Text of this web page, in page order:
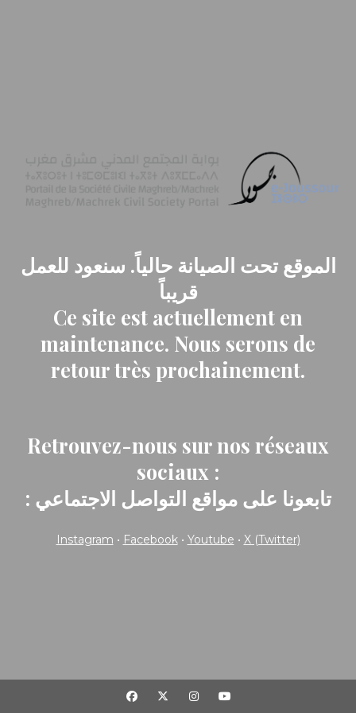
الموقع تحت الصيانة حالياً. سنعود للعمل
قريباً
Ce site est actuellement en
maintenance. Nous serons de
retour très prochainement.
Retrouvez-nous sur nos réseaux
sociaux :
: تابعونا على مواقع التواصل الاجتماعي
Instagram • Facebook• Youtube • X (Twitter)